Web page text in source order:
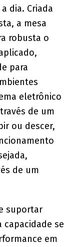
dia. Criada
a mesa
robusta o
para
eletrônico
de um
ou descer,
de um
suportar
capacidade se
em